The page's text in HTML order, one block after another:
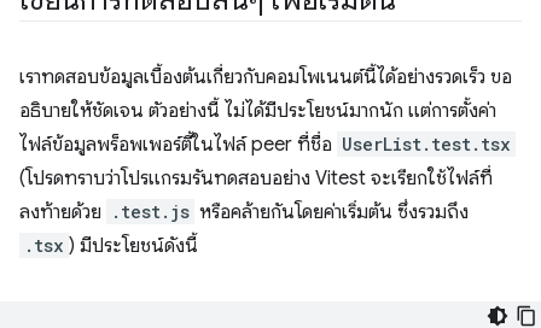
เราทดสอบข้อมูลเบื้องต้นเกี่ยวกับคอมโพเนนต์นี้ได้อย่างรวดเร็ว ขอ
อธิบายให้ชัดเจน ตัวอย่างนี้ ไม่ได้มีประโยชน์มากนัก แต่การตั้งค่า
ไฟล์ข้อมูลพร็อพเพอร์ตี้ในไฟล์ peer ที่ชื่อ UserList.test.tsx
(โปรดทราบว่าโปรแกรมรันทดสอบอย่าง Vitest จะเรียกใช้ไฟล์ที่
ลงท้ายด้วย
.test.js หรือคล้ายกันโดยค่าเริ่มต้น ซึ่งรวมถึง
.tsx ) มีประโยชน์ดังนี้